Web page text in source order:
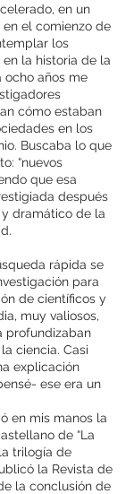
en un
el comienzo de
los
la historia de la
ocho años me
cómo estaban
en los
Buscaba lo que
“nuevos
que esa
después
dramático de la
rápida se
para
de científicos y
muy valiosos,
profundizaban
ciencia. Casi
explicación
ese era un
en mis manos la
de “La
trilogía de
la Revista de
la conclusión de